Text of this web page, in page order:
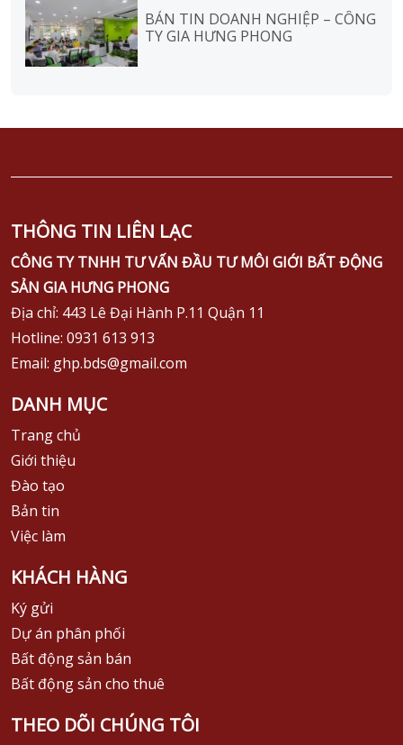
BẢN TIN DOANH NGHIỆP – CÔNG
TY GIA HƯNG PHONG
THÔNG TIN LIÊN LẠC
CÔNG TY TNHH TƯ VẤN ĐẦU TƯ MÔI GIỚI BẤT ĐỘNG
SẢN GIA HƯNG PHONG
Địa chỉ: 443 Lê Đại Hành P.11 Quận 11
Hotline: 0931 613 913
Email: ghp.bds@gmail.com
DANH MỤC
Trang chủ
Giới thiệu
Đào tạo
Bản tin
Việc làm
KHÁCH HÀNG
Ký gửi
Dự án phân phối
Bất động sản bán
Bất động sản cho thuê
THEO DÕI CHÚNG TÔI